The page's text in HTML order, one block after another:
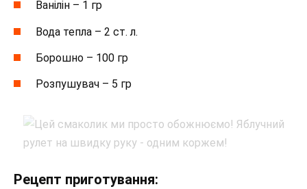
Ванілін – 1 гр
Вода тепла – 2 ст. л.
Борошно – 100 гр
Розпушувач – 5 гр
Рецепт приготування: